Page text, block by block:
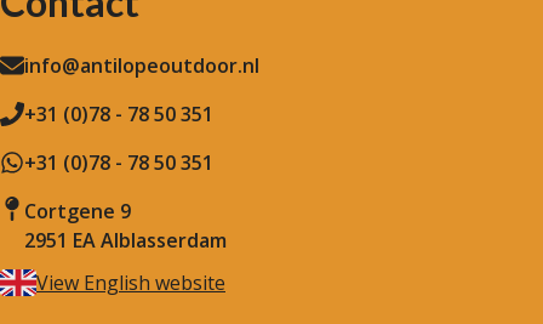
info@antilopeoutdoor.nl
+31 (0)78 - 78 50 351
+31 (0)78 - 78 50 351
Cortgene 9
2951 EA Alblasserdam
View English website